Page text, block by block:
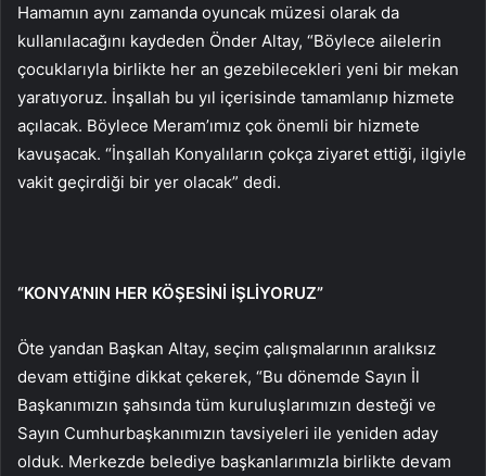
Hamamın aynı zamanda oyuncak müzesi olarak da
kullanılacağını kaydeden Önder Altay, “Böylece ailelerin
çocuklarıyla birlikte her an gezebilecekleri yeni bir mekan
yaratıyoruz. İnşallah bu yıl içerisinde tamamlanıp hizmete
açılacak. Böylece Meram’ımız çok önemli bir hizmete
kavuşacak. “İnşallah Konyalıların çokça ziyaret ettiği, ilgiyle
vakit geçirdiği bir yer olacak” dedi.
“KONYA’NIN HER KÖŞESİNİ İŞLİYORUZ”
Öte yandan Başkan Altay, seçim çalışmalarının aralıksız
devam ettiğine dikkat çekerek, “Bu dönemde Sayın İl
Başkanımızın şahsında tüm kuruluşlarımızın desteği ve
Sayın Cumhurbaşkanımızın tavsiyeleri ile yeniden aday
olduk. Merkezde belediye başkanlarımızla birlikte devam